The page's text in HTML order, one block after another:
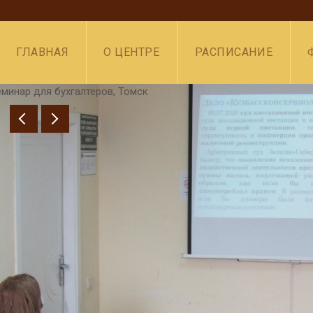
ГЛАВНАЯ О ЦЕНТРЕ РАСПИСАНИЕ
для бухгалтеров, Томск